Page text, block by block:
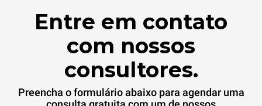
Entre em contato
com nossos
consultores.
Preencha o formulário abaixo para agendar uma